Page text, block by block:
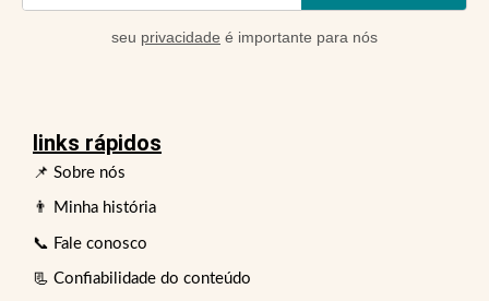
seu privacidade é importante para nós
links rápidos
📌 Sobre nós
👨 Minha história
📞 Fale conosco
📃 Confiabilidade do conteúdo